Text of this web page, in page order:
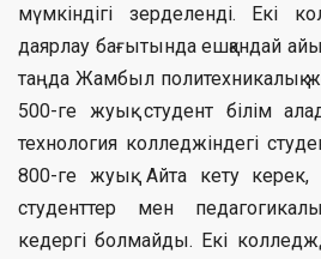
мүмкіндігі зерделенді. Екі
даярлау бағытында ешқандай
таңда Жамбыл политехникалық
500-ге жуық студент білім
технология колледжіндегі
800-ге жуық. Айта кету керек,
студенттер мен
кедергі болмайды. Екі